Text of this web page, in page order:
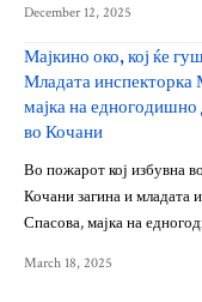
December 12, 2025
Мајкино око, кој ќе
Младата
мајка на едногодишно
во Кочани
Во пожарот кој избувна
Кочани загина и младата
Спасова, мајка на
March 18, 2025